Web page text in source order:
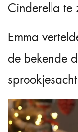
Cinderella te
Emma
de bekende